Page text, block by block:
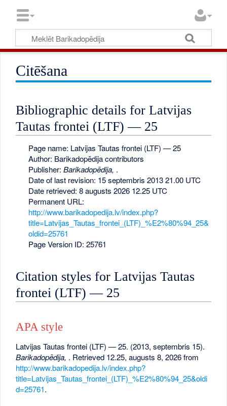
Citēšana
Bibliographic details for Latvijas
Tautas frontei (LTF) — 25
Page name: Latvijas Tautas frontei (LTF) — 25
Author: Barikadopēdija contributors
Publisher: Barikadopēdija, .
Date of last revision: 15 septembris 2013 21.00 UTC
Date retrieved: 8 augusts 2026 12.25 UTC
Permanent URL:
http://www.barikadopedija.lv/index.php?
title=Latvijas_Tautas_frontei_(LTF)_%E2%80%94_25&
oldid=25761
Page Version ID: 25761
Citation styles for Latvijas Tautas
frontei (LTF) — 25
APA style
Latvijas Tautas frontei (LTF) — 25. (2013, septembris 15).
Barikadopēdija, . Retrieved 12.25, augusts 8, 2026 from
http://www.barikadopedija.lv/index.php?
title=Latvijas_Tautas_frontei_(LTF)_%E2%80%94_25&oldi
d=25761.